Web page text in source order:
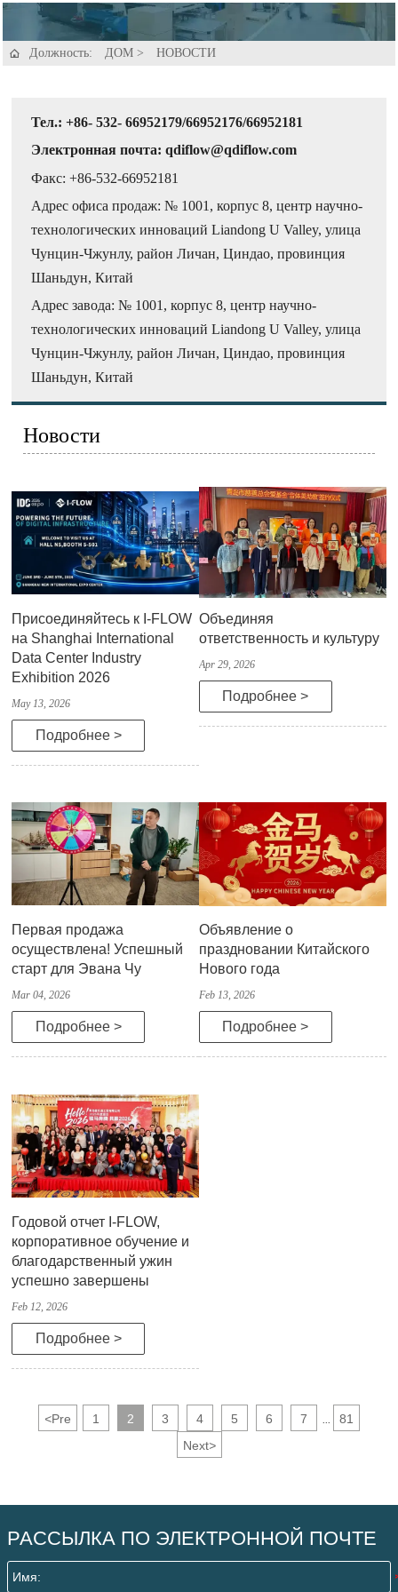
 Должность: ДОМ > НОВОСТИ
Тел.: +86- 532- 66952179/66952176/66952181
Электронная почта: qdiflow@qdiflow.com
Факс: +86-532-66952181
Адрес офиса продаж: № 1001, корпус 8, центр научно-
технологических инноваций Liandong U Valley, улица
Чунцин-Чжунлу, район Личан, Циндао, провинция
Шаньдун, Китай
Адрес завода: № 1001, корпус 8, центр научно-
технологических инноваций Liandong U Valley, улица
Чунцин-Чжунлу, район Личан, Циндао, провинция
Шаньдун, Китай
Новости
Присоединяйтесь к I-FLOW
на Shanghai International
Data Center Industry
Exhibition 2026
May 13, 2026
Подробнее >
Объединяя
ответственность и культуру
Apr 29, 2026
Подробнее >
Первая продажа
осуществлена! Успешный
старт для Эвана Чу
Mar 04, 2026
Подробнее >
Объявление о
праздновании Китайского
Нового года
Feb 13, 2026
Подробнее >
Годовой отчет I-FLOW,
корпоративное обучение и
благодарственный ужин
успешно завершены
Feb 12, 2026
Подробнее >
<Pre 1 2 3 4 5 6 7
81
Next>
РАССЫЛКА ПО ЭЛЕКТРОННОЙ ПОЧТЕ